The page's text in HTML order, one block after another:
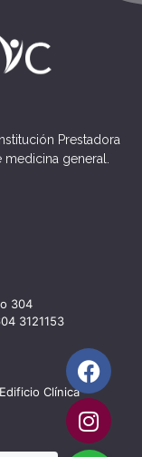
Prestadora
general.
304
3121153
Clínica